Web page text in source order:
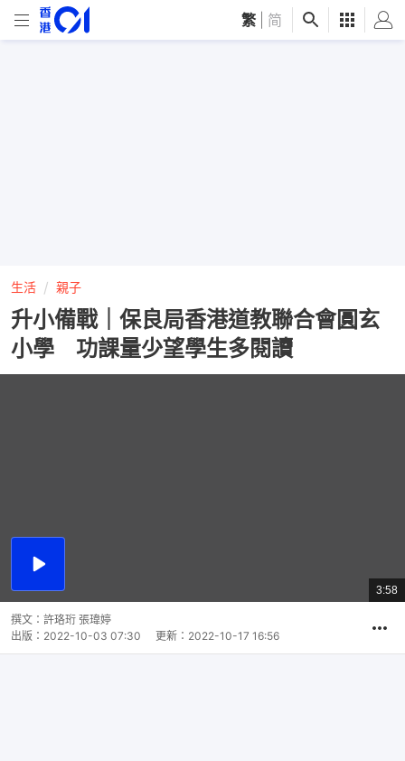
繁 简
生活 親子
升小備戰｜保良局香港道教聯合會圓玄
小學 功課量少望學生多閱讀
播
總
共
3:58
撰文： 許珞珩 張瑋婷
出版： 2022-10-03 07:30 更新： 2022-10-17 16:56